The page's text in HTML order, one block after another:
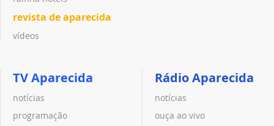
revista de aparecida
vídeos
TV Aparecida
notícias
programação
Rádio Aparecida
notícias
ouça ao vivo